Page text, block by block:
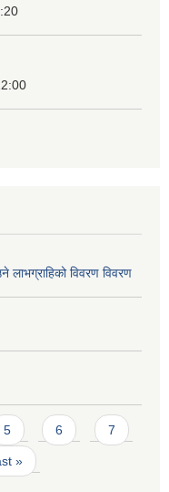
लाभग्राहिको विवरण विवरण
5 6 7
»